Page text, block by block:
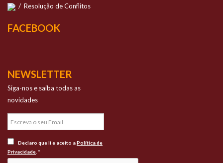
/ Resolução de Conflitos
FACEBOOK
NEWSLETTER
Siga-nos e saiba todas as
novidades
Declaro que li e aceito aPolítica de
Privacidade . *